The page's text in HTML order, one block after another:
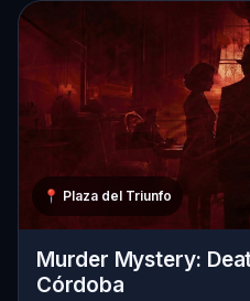
📍 Plaza del Triunfo
Murder Mystery:
Córdoba